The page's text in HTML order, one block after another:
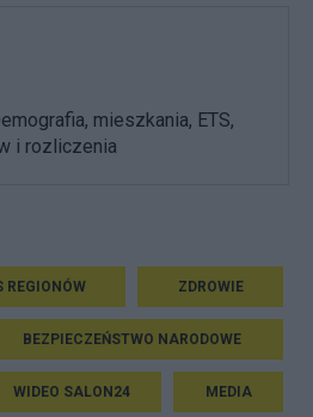
mieszkania, ETS,
i rozliczenia
REGIONÓW ZDROWIE
BEZPIECZEŃSTWO NARODOWE
WIDEO SALON24 MEDIA